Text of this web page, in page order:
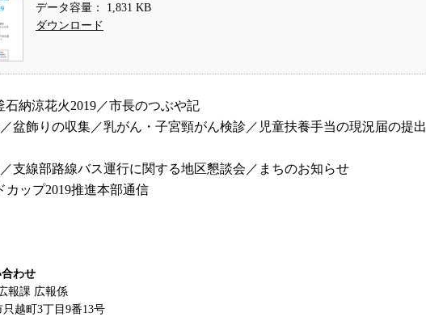
データ容量： 1,831 KB
ダウンロード
石納涼花火2019／市長のつぶや記
／盆飾りの収集／乳がん・子宮頸がん検診／児童扶養手当の現況届の提出
／支線部路線バス運行に関する地区懇談会／まちのお知らせ
カップ2019推進本部通信
わせ
報課 広報係
越町3丁目9番13号